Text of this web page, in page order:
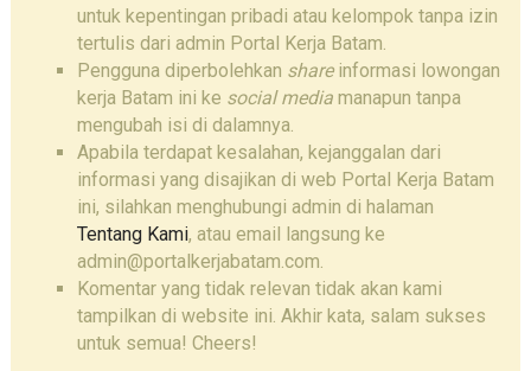
untuk kepentingan pribadi atau kelompok tanpa izin
tertulis dari admin Portal Kerja Batam.
Pengguna diperbolehkan shareinformasi lowongan
kerja Batam ini ke social mediamanapun tanpa
mengubah isi di dalamnya.
Apabila terdapat kesalahan, kejanggalan dari
informasi yang disajikan di web Portal Kerja Batam
ini, silahkan menghubungi admin di halaman
Tentang Kami, atau email langsung ke
admin@portalkerjabatam.com.
Komentar yang tidak relevan tidak akan kami
tampilkan di website ini. Akhir kata, salam sukses
untuk semua! Cheers!